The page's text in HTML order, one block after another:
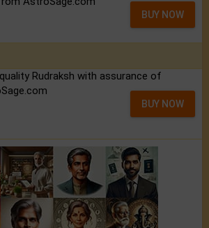
BUY NOW
Rudraksh with assurance of
BUY NOW